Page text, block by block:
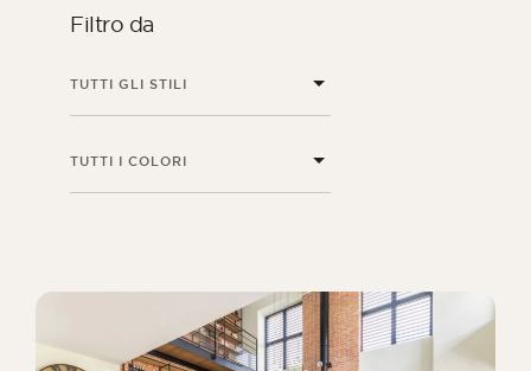
Rivista ORSOL
Filtro da
TUTTI GLI STILI
TUTTI I COLORI